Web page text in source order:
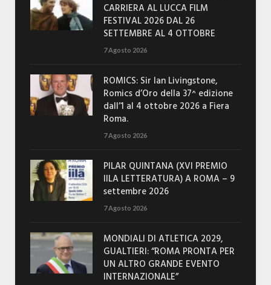
CARRIERA AL LUCCA FILM
FESTIVAL 2026 DAL 26
SETTEMBRE AL 4 OTTOBRE
7 Agosto 2026
ROMICS: Sir Ian Livingstone,
Romics d’Oro della 37^ edizione
dall’1 al 4 ottobre 2026 a Fiera
Roma.
7 Agosto 2026
PILAR QUINTANA (XVI PREMIO
IILA LETTERATURA) A ROMA – 9
settembre 2026
7 Agosto 2026
MONDIALI DI ATLETICA 2029,
GUALTIERI: “ROMA PRONTA PER
UN ALTRO GRANDE EVENTO
INTERNAZIONALE”